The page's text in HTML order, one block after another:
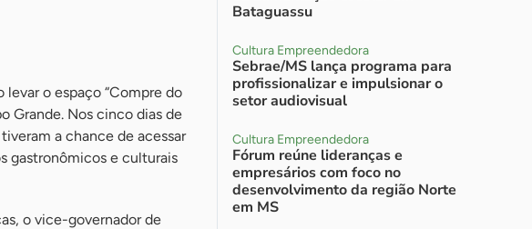
o espaço “Compre do
Grande. Nos cinco dias de
a chance de acessar
gastronômicos e culturais
o vice-governador de
Bataguassu
Cultura Empreendedora
Sebrae/MS lança programa para
profissionalizar e impulsionar o
setor audiovisual
Cultura Empreendedora
Fórum reúne lideranças e
empresários com foco no
desenvolvimento da região Norte
em MS